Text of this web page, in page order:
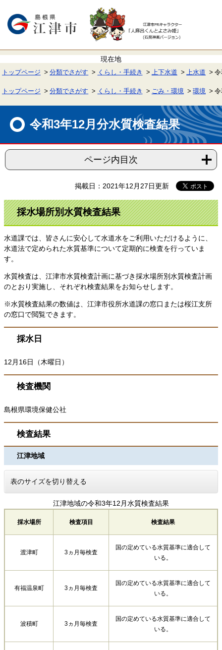
で
ば
本
へ
トップページ 分類でさがす くらし・手続き 上下水道 上水道
トップページ 分類でさがす くらし・手続き ごみ・環境 環境
令和3年12月分水質検査結果
ページ内目次
掲載日：2021年12月27日更新
採水場所別水質検査結果
水道課では、皆さんに安心して水道水をご利用いただけるように、
水道法で定められた水質基準について定期的に検査を行っていま
す。
水質検査は、江津市水質検査計画に基づき採水場所別水質検査計画
のとおり実施し、それぞれ検査結果をお知らせします。
※水質検査結果の数値は、江津市役所水道課の窓口または桜江支所
の窓口で閲覧できます。
採水日
12月16日（木曜日）
検査機関
島根県環境保健公社
検査結果
江津地域
表のサイズを切り替える
江津地域の令和3年12月水質検査結果
採水場所 検査項目 検査結果
渡津町 3ヵ月毎検査
国の定めている水質基準に適合して
いる。
有福温泉町 3ヵ月毎検査
国の定めている水質基準に適合して
いる。
波積町 3ヵ月毎検査
国の定めている水質基準に適合して
いる。